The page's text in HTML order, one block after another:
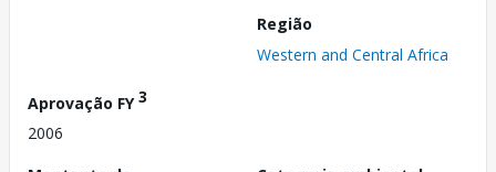
Região
Western and Central Africa
Aprovação FY3
2006